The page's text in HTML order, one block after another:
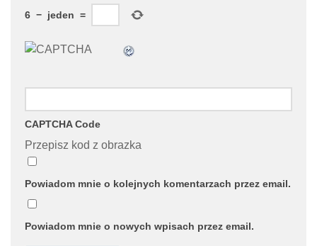
6 − jeden =
CAPTCHA Code
Przepisz kod z obrazka
Powiadom mnie o kolejnych komentarzach przez email.
Powiadom mnie o nowych wpisach przez email.